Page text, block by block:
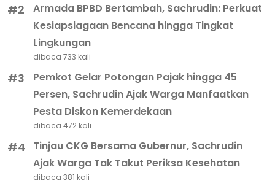
#2
Armada BPBD Bertambah, Sachrudin: Perkuat
Kesiapsiagaan Bencana hingga Tingkat
Lingkungan
dibaca 733 kali
#3
Pemkot Gelar Potongan Pajak hingga 45
Persen, Sachrudin Ajak Warga Manfaatkan
Pesta Diskon Kemerdekaan
dibaca 472 kali
#4
Tinjau CKG Bersama Gubernur, Sachrudin
Ajak Warga Tak Takut Periksa Kesehatan
dibaca 381 kali